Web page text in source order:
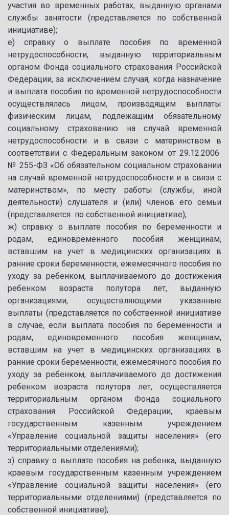
участия во временных работах, выданную органами
службы занятости (представляется по собственной
инициативе);
е) справку о выплате пособия по временной
нетрудоспособности, выданную территориальным
органом Фонда социального страхования Российской
Федерации, за исключением случая, когда назначение
и выплата пособия по временной нетрудоспособности
осуществлялась лицом, производящим выплаты
физическим лицам, подлежащим обязательному
социальному страхованию на случай временной
нетрудоспособности и в связи с материнством в
соответствии с Федеральным законом от 29.12.2006
№ 255-ФЗ «Об обязательном социальном страховании
на случай временной нетрудоспособности и в связи с
материнством», по месту работы (службы, иной
деятельности) слушателя и (или) членов его семьи
(представляется по собственной инициативе);
ж) справку о выплате пособия по беременности и
родам, единовременного пособия женщинам,
вставшим на учет в медицинских организациях в
ранние сроки беременности, ежемесячного пособия по
уходу за ребенком, выплачиваемого до достижения
ребенком возраста полутора лет, выданную
организациями, осуществляющими указанные
выплаты (представляется по собственной инициативе
в случае, если выплата пособия по беременности и
родам, единовременного пособия женщинам,
вставшим на учет в медицинских организациях в
ранние сроки беременности, ежемесячного пособия по
уходу за ребенком, выплачиваемого до достижения
ребенком возраста полутора лет, осуществляется
территориальным органом Фонда социального
страхования Российской Федерации, краевым
государственным казенным учреждением
«Управление социальной защиты населения» (его
территориальными отделениями);
з) справку о выплате пособия на ребенка, выданную
краевым государственным казенным учреждением
«Управление социальной защиты населения» (его
территориальными отделениями) (представляется по
собственной инициативе);